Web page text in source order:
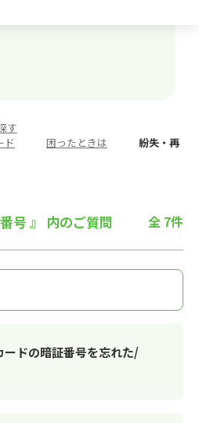
す
ド
困ったときは
紛失・再
号 』 内のご質問 全 7件
ドの暗証番号を忘れた/